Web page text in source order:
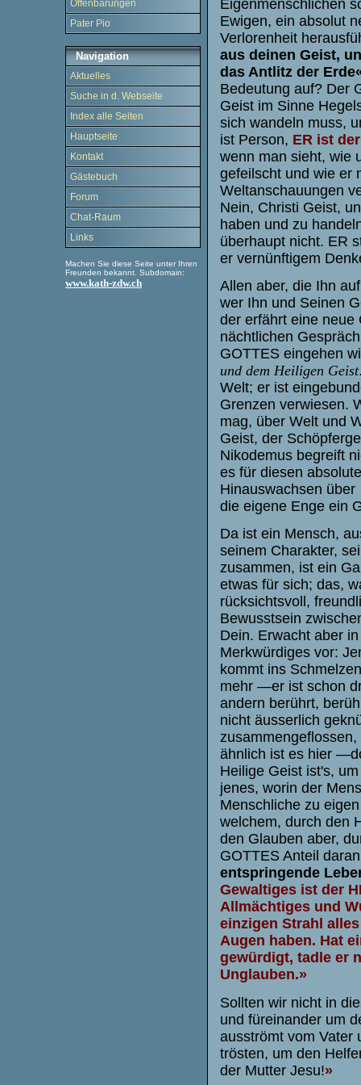
Offenbarungen
Pater Pio
Navigation
Aktuelles
Suche in d. Webseite
Index alle Seiten
Hauptseite
Kontakt
Gästebuch
Forum
Chat-Raum
Links
Machen Sie diese Seite unter Ihren
Freunden bekannt. Subdomain:
www.kath-zdw.ch
Eigenmenschlichen
Ewigen, ein absolut
Verlorenheit
aus deinen Geist,
das Antlitz der
Bedeutung auf? Der
Geist im Sinne
sich wandeln muss,
ist Person, ER ist
wenn man sieht, wie
gefeilscht und wie er
Weltanschauungen
Nein, Christi Geist,
haben und zu
überhaupt nicht. ER
er vernünftigem
Allen aber, die Ihn
wer Ihn und Seinen
der erfährt eine neue
nächtlichen
GOTTES eingehen
und dem Heiligen Geist
Welt; er ist
Grenzen verwiesen.
mag, über Welt und
Geist, der
Nikodemus begreift
es für diesen
Hinauswachsen über
die eigene Enge ein
Da ist ein Mensch,
seinem Charakter,
zusammen, ist ein
etwas für sich; das,
rücksichtsvoll,
Bewusstsein
Dein. Erwacht aber
Merkwürdiges vor:
kommt ins
mehr —er ist schon
andern berührt,
nicht äusserlich
ähnlich ist es hier
Heilige Geist ist's,
jenes, worin der
Menschliche zu
welchem, durch den
den Glauben aber,
GOTTES Anteil
entspringende
Gewaltiges ist der
Allmächtiges und
einzigen Strahl
Augen haben. Hat
gewürdigt, tadle er
Unglauben.»
Sollten wir nicht in
und füreinander um
ausströmt vom Vater
trösten, um den
der Mutter Jesu!»